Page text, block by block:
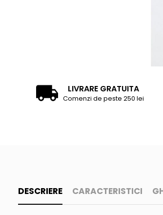
LIVRARE GRATUITA
Comenzi de peste 250 lei
DESCRIERE CARACTERISTICI